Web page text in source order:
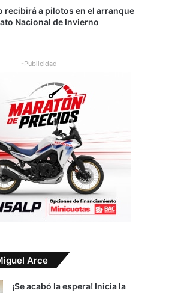
recibirá a pilotos en el arranque
Nacional de Invierno
-Publicidad-
Arce
¡Se acabó la espera! Inicia la